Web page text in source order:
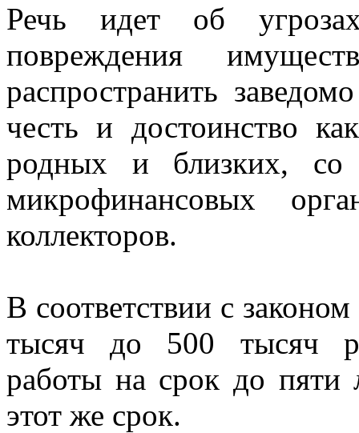
Речь идет об
повреждения
распространить
честь и достоинство
родных и близких, со
микрофинансовых
коллекторов.
В соответствии с
тысяч до 500 тысяч
работы на срок до пяти
этот же срок.